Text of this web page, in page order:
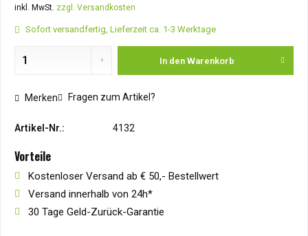
inkl. MwSt. zzgl. Versandkosten
Sofort versandfertig, Lieferzeit ca. 1-3 Werktage
In den Warenkorb
Merken Fragen zum Artikel?
Artikel-Nr.: 4132
Vorteile
Kostenloser Versand ab € 50,- Bestellwert
Versand innerhalb von 24h*
30 Tage Geld-Zurück-Garantie